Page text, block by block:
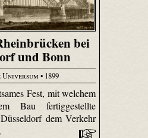
bei
und Bonn
Universum• 1899
Fest, mit welchem
Bau fertiggestellte
dem Verkehr